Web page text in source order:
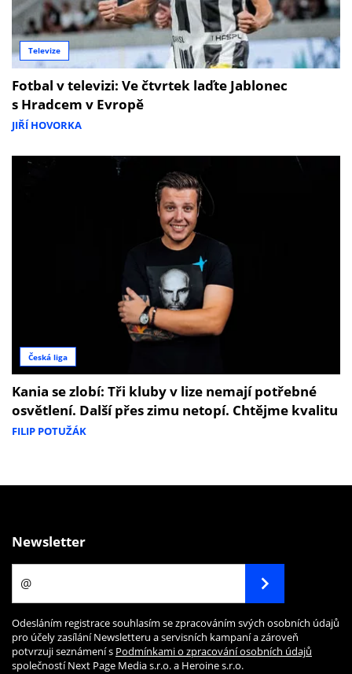
Televize
Fotbal v televizi: Ve čtvrtek laďte Jablonec
s Hradcem v Evropě
JIŘÍ HOVORKA
Česká liga
Kania se zlobí: Tři kluby v lize nemají potřebné
osvětlení. Další přes zimu netopí. Chtějme kvalitu
FILIP POTUŽÁK
Newsletter
Odesláním registrace souhlasím se zpracováním svých osobních údajů
pro účely zasílání Newsletteru a servisních kampaní a zároveň
potvrzuji seznámení s Podmínkami o zpracování osobních údajů
společností Next Page Media s.r.o. a Heroine s.r.o.